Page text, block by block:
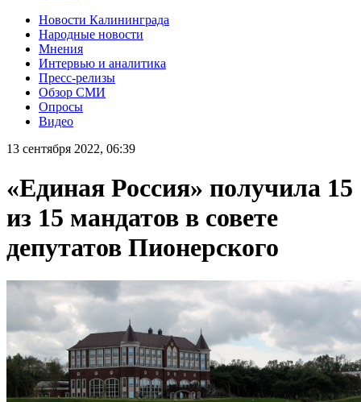
Новости Калининграда
Народные новости
Мнения
Интервью и аналитика
Пресс-релизы
Обзор СМИ
Опросы
Видео
13 сентября 2022, 06:39
«Единая Россия» получила 15
из 15 мандатов в совете
депутатов Пионерского